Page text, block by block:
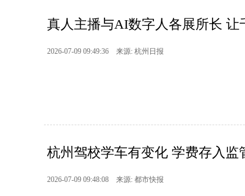
真人主播与AI数字人各展所长
2026-07-09 09:49:36 来源: 杭州日报
杭州驾校学车有变化 学费存入监
2026-07-09 09:48:08 来源: 都市快报